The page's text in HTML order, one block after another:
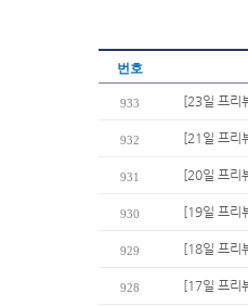
번호
933 [23일 프리
932 [21일 프리
931 [20일 프리
930 [19일 프리
929 [18일 프리
928 [17일 프리